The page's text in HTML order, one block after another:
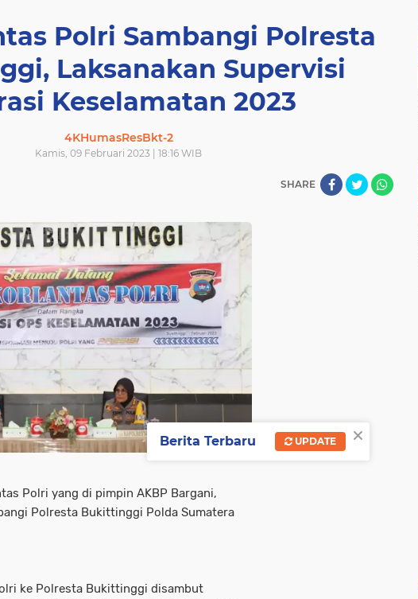
Polri Sambangi Polresta
Laksanakan Supervisi
Keselamatan 2023
4KHumasResBkt-2
Kamis, 09 Februari 2023 | 18:16 WIB
SHARE
Polri yang di pimpin AKBP Bargani,
Polresta Bukittinggi Polda Sumatera
ke Polresta Bukittinggi disambut
×
Berita Terbaru UPDATE